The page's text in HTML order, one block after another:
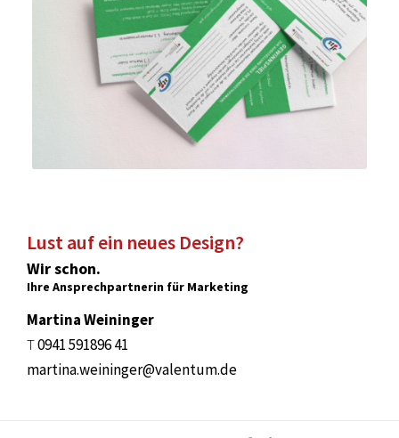
Lust auf ein neues Design?
Wir schon.
Ihre Ansprechpartnerin für Marketing
Martina Weininger
T0941 591896 41
martina.weininger@valentum.de